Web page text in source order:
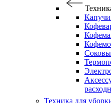
Техника для